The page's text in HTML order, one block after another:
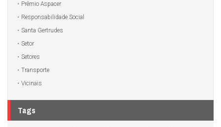
Prêmio Aspacer
Responsabilidade Social
Santa Gertrudes
Setor
Setores
Transporte
Vicinais
Tags